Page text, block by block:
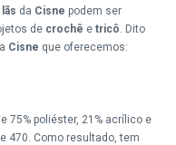
lãs da Cisne podem ser
de crochê etricô. Dito
Cisne que oferecemos:
75% poliéster, 21% acrílico e
470. Como resultado, tem